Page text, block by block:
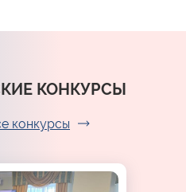
КОНКУРСЫ
конкурсы